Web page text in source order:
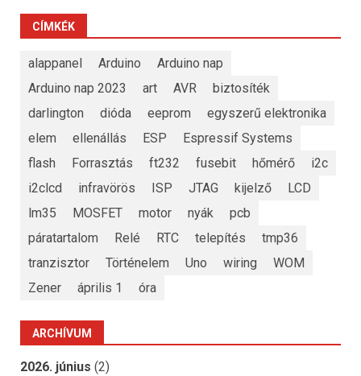
CÍMKÉK
alappanel Arduino
Arduino nap
Arduino nap 2023
art AVR
biztosíték
darlington
dióda eeprom
egyszerű elektronika
elem
ellenállás ESP
Espressif Systems
flash
Forrasztás ft232 fusebit hőmérő
i2c
i2clcd
infravörös ISP JTAG kijelző
LCD
lm35
MOSFET motor nyák
pcb
páratartalom
Relé RTC telepítés
tmp36
tranzisztor
Történelem Uno wiring
WOM
Zener
április 1 óra
ARCHÍVUM
2026. június (2)